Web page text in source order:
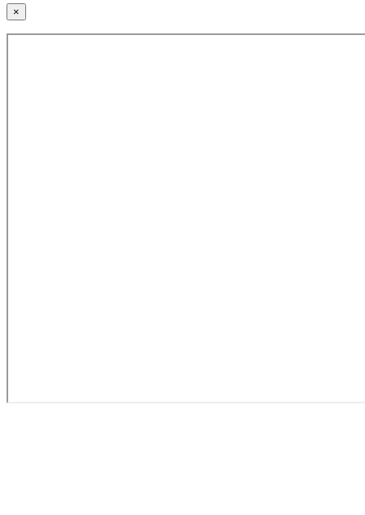
×